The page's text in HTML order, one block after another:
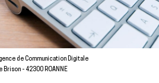
de Communication Digitale
Brison - 42300 ROANNE